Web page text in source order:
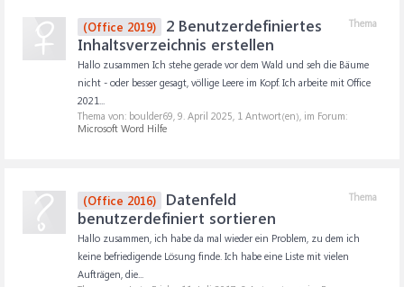
Thema
(Office 2019)
2 Benutzerdefiniertes
Inhaltsverzeichnis erstellen
Hallo zusammen Ich stehe gerade vor dem Wald und seh die Bäume
nicht - oder besser gesagt, völlige Leere im Kopf. Ich arbeite mit Office
2021...
Thema von: boulder69, 9. April 2025, 1 Antwort(en), im Forum:
Microsoft Word Hilfe
Thema
(Office 2016)
Datenfeld
benutzerdefiniert sortieren
Hallo zusammen, ich habe da mal wieder ein Problem, zu dem ich
keine befriedigende Lösung finde. Ich habe eine Liste mit vielen
Aufträgen, die...